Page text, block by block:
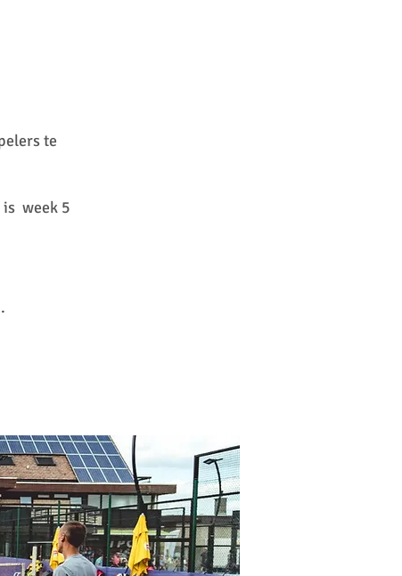
te
is week 5